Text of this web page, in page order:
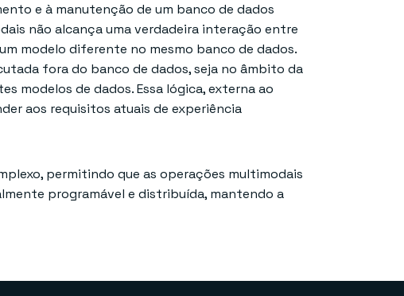
e à manutenção de um banco de dados
não alcança uma verdadeira interação entre
modelo diferente no mesmo banco de dados.
fora do banco de dados, seja no âmbito da
modelos de dados. Essa lógica, externa ao
aos requisitos atuais de experiência
permitindo que as operações multimodais
programável e distribuída, mantendo a